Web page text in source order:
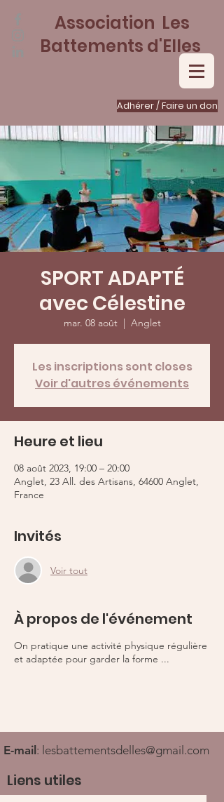
Adhérer / Faire un don
Association Les
Battements d'Elles
SPORT ADAPTÉ
avec Célestine
mar. 08 août
  |
Anglet
Les inscriptions sont closes
Voir d'autres événements
Heure et lieu
08 août 2023, 19:00 – 20:00
Anglet, 23 All. des Artisans, 64600 Anglet,
France
Invités
Voir tout
À propos de l'événement
On pratique une activité physique régulière
et adaptée pour garder la forme ...
E-mail : lesbattementsdelles@gmail.com
Liens utiles